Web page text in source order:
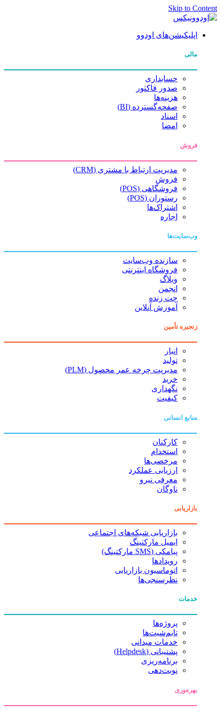
Skip to Content
اپلیکیشن‌های اودوو
مالی
حسابداری
صدور فاکتور
هزینه‌ها
صفحه‌گسترده (BI)
اسناد
امضا
فروش
مدیریت ارتباط با مشتری (CRM)
فروش
فروشگاهی (POS)
رستوران (POS)
اشتراک‌ها
اجاره
وب‌سایت‌ها
سازنده وب‌سایت
فروشگاه اینترنتی
وبلاگ
انجمن
چت زنده
آموزش آنلاین
زنجیره تأمین
انبار
تولید
مدیریت چرخه عمر محصول (PLM)
خرید
نگهداری
کیفیت
منابع انسانی
کارکنان
استخدام
مرخصی‌ها
ارزیابی عملکرد
معرفی نیرو
ناوگان
بازاریابی
بازاریابی شبکه‌های اجتماعی
ایمیل مارکتینگ
پیامکی (SMS مارکتینگ)
رویدادها
اتوماسیون بازاریابی
نظرسنجی‌ها
خدمات
پروژه‌ها
تایم‌شیت‌ها
خدمات میدانی
پشتیبانی (Helpdesk)
برنامه‌ریزی
نوبت‌دهی
بهره‌وری